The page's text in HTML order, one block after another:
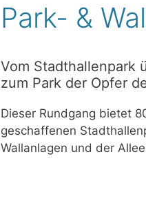
Park- &
Vom Stadthallenpark
zum Park der Opfer
Dieser Rundgang bietet
geschaffenen
Wallanlagen und der